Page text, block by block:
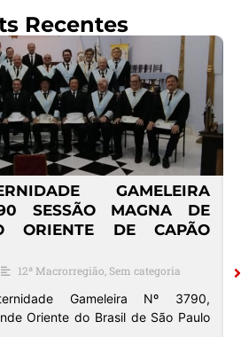
Recentes
GAMELEIRA
SESSÃO MAGNA DE
ORIENTE DE CAPÃO
12ª Macrorregião Sem categoria
Gameleira Nº 3790,
Oriente do Brasil de São Paulo